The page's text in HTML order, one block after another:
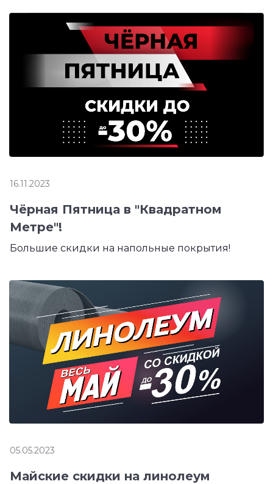
16.11.2023
Чёрная Пятница в "Квадратном
Метре"!
Большие скидки на напольные покрытия!
05.05.2023
Майские скидки на линолеум